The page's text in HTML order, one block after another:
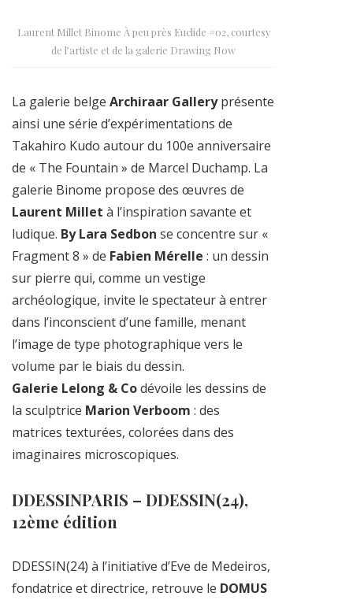
Laurent Millet Binome À peu près Euclide #02, courtesy
de l’artiste et de la galerie Drawing Now
La galerie belge Archiraar Galleryprésente
ainsi une série d’expérimentations de
Takahiro Kudo autour du 100e anniversaire
de « The Fountain » de Marcel Duchamp. La
galerie Binome propose des œuvres de
Laurent Millet à l’inspiration savante et
ludique. By Lara Sedbon se concentre sur «
Fragment 8 » de Fabien Mérelle : un dessin
sur pierre qui, comme un vestige
archéologique, invite le spectateur à entrer
dans l’inconscient d’une famille, menant
l’image de type photographique vers le
volume par le biais du dessin.
Galerie Lelong & Codévoile les dessins de
la sculptrice Marion Verboom : des
matrices texturées, colorées dans des
imaginaires microscopiques.
DDESSINPARIS – DDESSIN(24),
12ème édition
DDESSIN(24) à l’initiative d’Eve de Medeiros,
fondatrice et directrice, retrouve le DOMUS